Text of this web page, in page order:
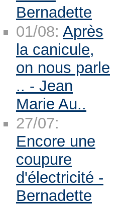
Bernadette
01/08: Après
la canicule,
on nous parle
.. - Jean
Marie Au..
27/07:
Encore une
coupure
d'électricité -
Bernadette